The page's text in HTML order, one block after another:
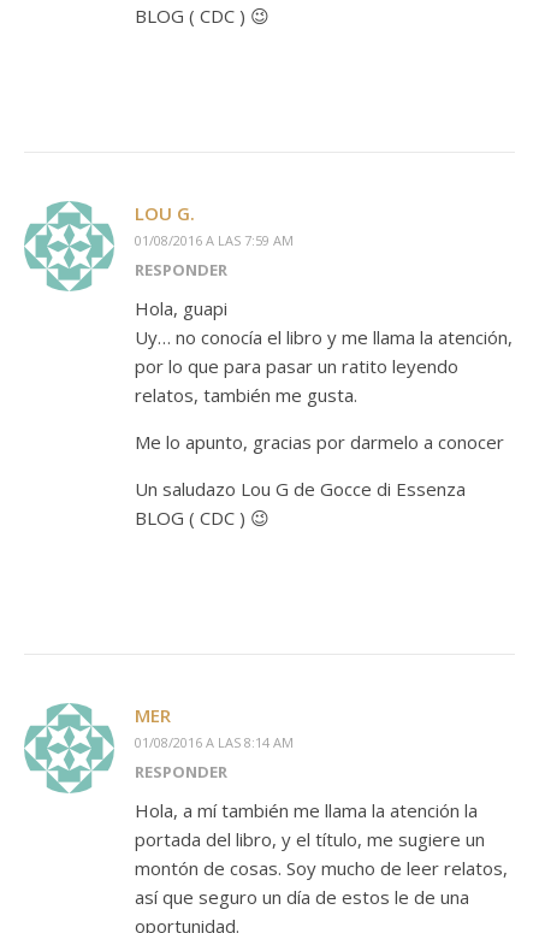
BLOG ( CDC ) 😉
LOU G.
01/08/2016 A LAS 7:59 AM
RESPONDER
Hola, guapi
Uy… no conocía el libro y me llama la atención,
por lo que para pasar un ratito leyendo
relatos, también me gusta.
Me lo apunto, gracias por darmelo a conocer
Un saludazo Lou G de Gocce di Essenza
BLOG ( CDC ) 😉
MER
01/08/2016 A LAS 8:14 AM
RESPONDER
Hola, a mí también me llama la atención la
portada del libro, y el título, me sugiere un
montón de cosas. Soy mucho de leer relatos,
así que seguro un día de estos le de una
oportunidad.